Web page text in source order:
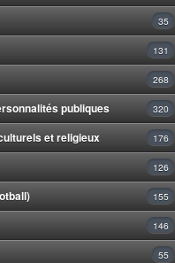
35
131
268
publiques 320
et religieux 176
126
155
146
55